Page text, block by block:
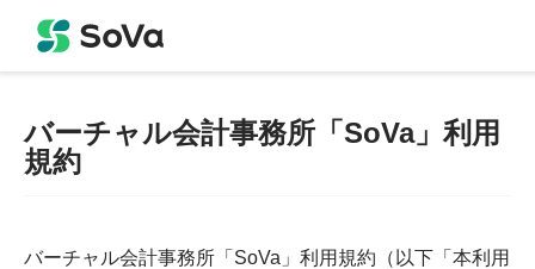
バーチャル会計事務所「SoVa」利用
規約
バーチャル会計事務所「SoVa」利用規約（以下「本利用